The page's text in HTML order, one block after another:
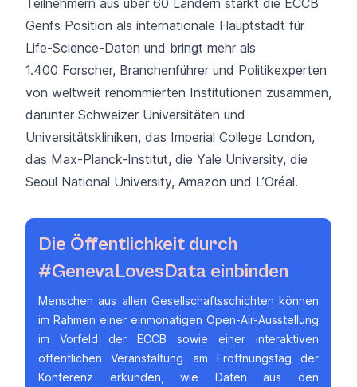
Genfs Position als internationale Hauptstadt für
Life-Science-Daten und bringt mehr als
1.400 Forscher, Branchenführer und Politikexperten
von weltweit renommierten Institutionen zusammen,
darunter Schweizer Universitäten und
Universitätskliniken, das Imperial College London,
das Max-Planck-Institut, die Yale University, die
Seoul National University, Amazon und L’Oréal.
Die Öffentlichkeit durch
#GenevaLovesData einbinden
Menschen aus allen Gesellschaftsschichten können
im Rahmen einer einmonatigen Open-Air-Ausstellung
im Vorfeld der ECCB sowie einer interaktiven
öffentlichen Veranstaltung am Eröffnungstag der
Konferenz erkunden, wie Daten aus den